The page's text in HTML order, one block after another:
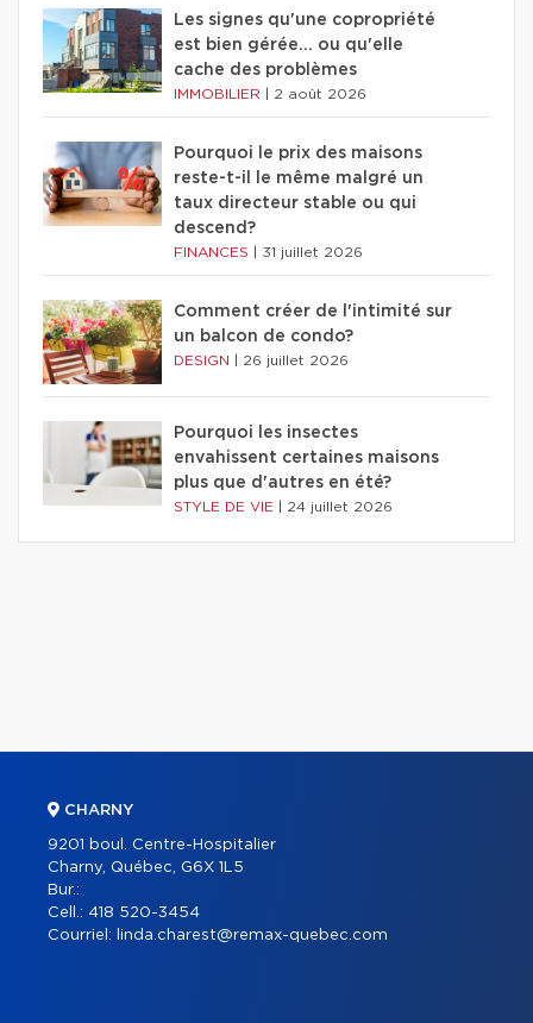
Les signes qu'une copropriété
est bien gérée… ou qu'elle
cache des problèmes
IMMOBILIER 2 août 2026
Pourquoi le prix des maisons
reste-t-il le même malgré un
taux directeur stable ou qui
descend?
FINANCES 31 juillet 2026
Comment créer de l'intimité sur
un balcon de condo?
DESIGN 26 juillet 2026
Pourquoi les insectes
envahissent certaines maisons
plus que d'autres en été?
STYLE DE VIE 24 juillet 2026
CHARNY
9201 boul. Centre-Hospitalier
Charny, Québec, G6X 1L5
Bur.:
Cell.: 418 520-3454
Courriel:
linda.charest@remax-quebec.com